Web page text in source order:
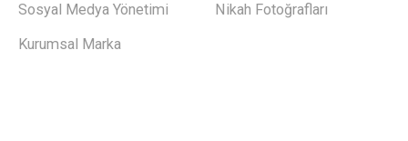
Sosyal Medya Yönetimi
Kurumsal Marka
Nikah Fotoğrafları